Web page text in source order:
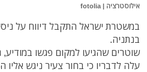
אילוסטרציה | fotolia
במשטרת ישראל התקבל דיווח על
בנתניה.
עלה לדבריו כי בחור צעיר ניגש אליו